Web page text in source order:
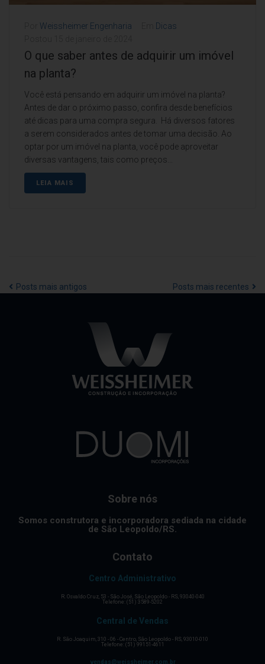
Weissheimer Engenharia
Dicas
O que saber antes de adquirir um imóvel
na planta?
Você está pensando em adquirir um imóvel na planta?
Antes de dar o próximo passo, confira desde benefícios
até dicas para uma compra segura. Há diversos fatores
a serem considerados antes de tomar uma decisão. Ao
optar por um imóvel na planta, você pode aproveitar
diversas vantagens, tais como preços...
LEIA MAIS
Posts mais antigos Posts mais recentes
Sobre nós
Somos construtora e incorporadora sediada na cidade
de São Leopoldo/RS.
Contato
Centro Administrativo
R. Osvaldo Cruz, 53 - São José, São Leopoldo - RS, 93040-040
Telefone: (51) 3589-5202
Central de Vendas
R. São Joaquim, 310 - 06 - Centro, São Leopoldo - RS, 93010-010
Telefone: (51) 99151-4611
vendas@weissheimer.com.br